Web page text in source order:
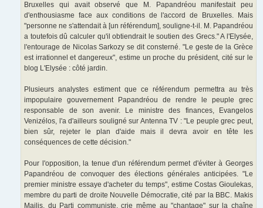
Bruxelles qui avait observé que M. Papandréou manifestait peu
d'enthousiasme face aux conditions de l'accord de Bruxelles. Mais
"personne ne s'attendait à [un référendum], souligne-t-il. M. Papandréou
a toutefois dû calculer qu'il obtiendrait le soutien des Grecs." A l'Elysée,
l'entourage de Nicolas Sarkozy se dit consterné. "Le geste de la Grèce
est irrationnel et dangereux", estime un proche du président, cité sur le
blog L'Elysée : côté jardin.
Plusieurs analystes estiment que ce référendum permettra au très
impopulaire gouvernement Papandréou de rendre le peuple grec
responsable de son avenir. Le ministre des finances, Evangelos
Venizélos, l'a d'ailleurs souligné sur Antenna TV : "Le peuple grec peut,
bien sûr, rejeter le plan d'aide mais il devra avoir en tête les
conséquences de cette décision."
Pour l'opposition, la tenue d'un référendum permet d'éviter à Georges
Papandréou de convoquer des élections générales anticipées. "Le
premier ministre essaye d'acheter du temps", estime Costas Gioulekas,
membre du parti de droite Nouvelle Démocratie, cité par la BBC. Makis
Mailis, du Parti communiste, crie même au "chantage" sur la chaîne